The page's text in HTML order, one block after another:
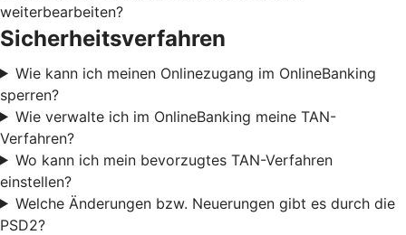
weiterbearbeiten?
Sicherheitsverfahren
Wie kann ich meinen Onlinezugang im OnlineBanking
sperren?
Wie verwalte ich im OnlineBanking meine TAN-
Verfahren?
Wo kann ich mein bevorzugtes TAN-Verfahren
einstellen?
Welche Änderungen bzw. Neuerungen gibt es durch die
PSD2?